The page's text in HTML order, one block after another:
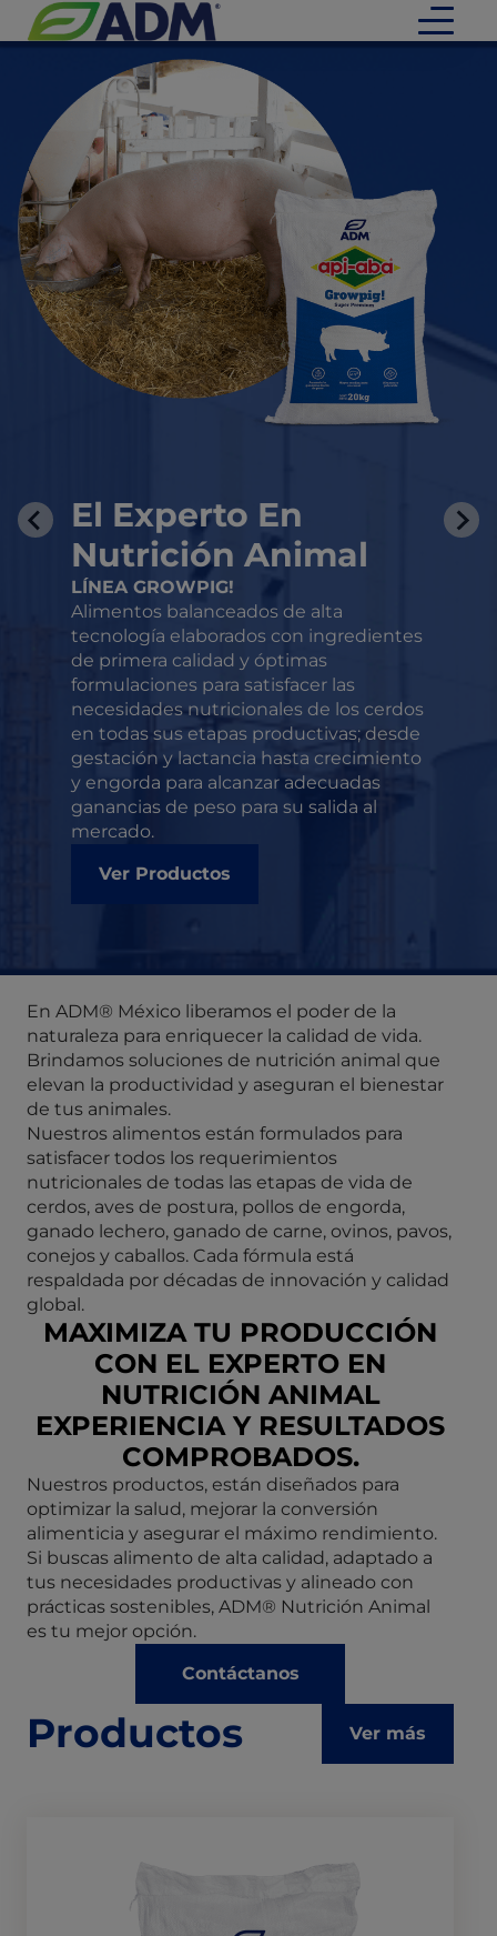
El Experto En
Nutrición Animal
LÍNEA GROWPIG!
Alimentos balanceados de alta
tecnología elaborados con ingredientes
de primera calidad y óptimas
formulaciones para satisfacer las
necesidades nutricionales de los cerdos
en todas sus etapas productivas; desde
gestación y lactancia hasta crecimiento
y engorda para alcanzar adecuadas
ganancias de peso para su salida al
mercado.
Ver Productos
En ADM® México liberamos el poder de la
naturaleza para enriquecer la calidad de vida.
Brindamos soluciones de nutrición animal que
elevan la productividad y aseguran el bienestar
de tus animales.
Nuestros alimentos están formulados para
satisfacer todos los requerimientos
nutricionales de todas las etapas de vida de
cerdos, aves de postura, pollos de engorda,
ganado lechero, ganado de carne, ovinos, pavos,
conejos y caballos. Cada fórmula está
respaldada por décadas de innovación y calidad
global.
MAXIMIZA TU PRODUCCIÓN
CON EL EXPERTO EN
NUTRICIÓN ANIMAL
EXPERIENCIA Y RESULTADOS
COMPROBADOS.
Nuestros productos, están diseñados para
optimizar la salud, mejorar la conversión
alimenticia y asegurar el máximo rendimiento.
Si buscas alimento de alta calidad, adaptado a
tus necesidades productivas y alineado con
prácticas sostenibles, ADM® Nutrición Animal
es tu mejor opción.
Contáctanos
Productos Ver más